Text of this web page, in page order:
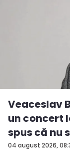
04 august 2026,
Veaceslav
un concert
spus că nu